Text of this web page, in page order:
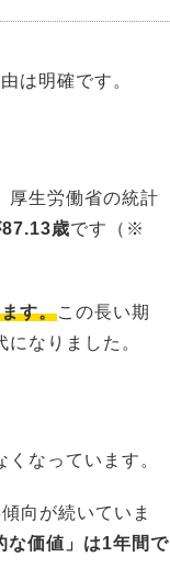
は明確です。
厚生労働省の統計
歳です（※
す。この長い期
なりました。
なっています。
向が続いていま
な価値」は1年間で